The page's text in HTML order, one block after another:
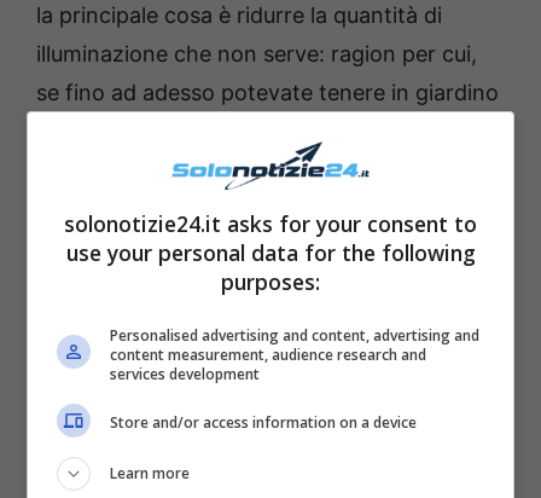
la principale cosa è ridurre la quantità di
illuminazione che non serve: ragion per cui,
se fino ad adesso potevate tenere in giardino
buna illuminazione così come all’ingresso,
parsimonia anche queste.
solonotizie24.it asks for your consent to
use your personal data for the following
purposes:
Personalised advertising and content, advertising and
content measurement, audience research and
services development
Store and/or access information on a device
Learn more